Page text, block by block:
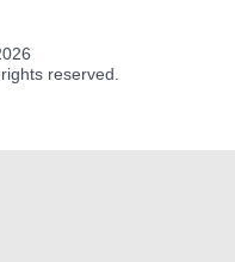
reserved.